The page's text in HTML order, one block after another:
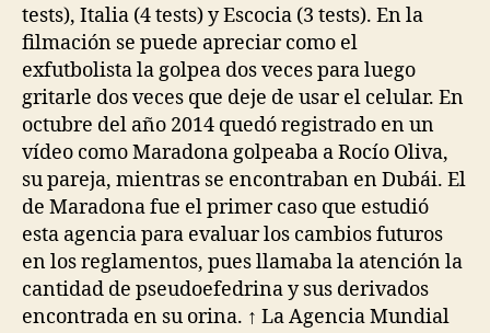
tests), Italia (4 tests) y Escocia (3 tests). En la
filmación se puede apreciar como el
exfutbolista la golpea dos veces para luego
gritarle dos veces que deje de usar el celular. En
octubre del año 2014 quedó registrado en un
vídeo como Maradona golpeaba a Rocío Oliva,
su pareja, mientras se encontraban en Dubái. El
de Maradona fue el primer caso que estudió
esta agencia para evaluar los cambios futuros
en los reglamentos, pues llamaba la atención la
cantidad de pseudoefedrina y sus derivados
encontrada en su orina. ↑ La Agencia Mundial